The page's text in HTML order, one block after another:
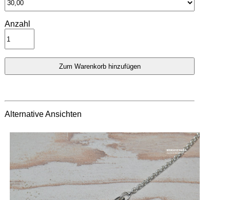
Anzahl
Alternative Ansichten